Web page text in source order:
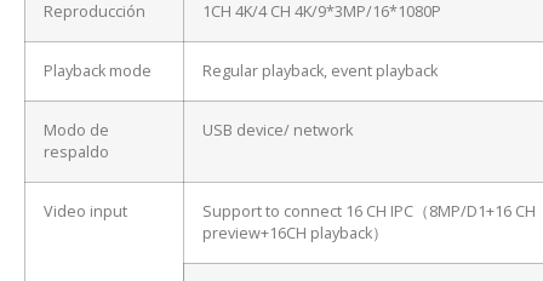
Reproducción 1CH 4K/4 CH 4K/9*3MP/16*1080P
Playback mode Regular playback, event playback
Modo de
respaldo
USB device/ network
Video input
Support to connect 16 CH IPC（8MP/D1+16 CH
preview+16CH playback）